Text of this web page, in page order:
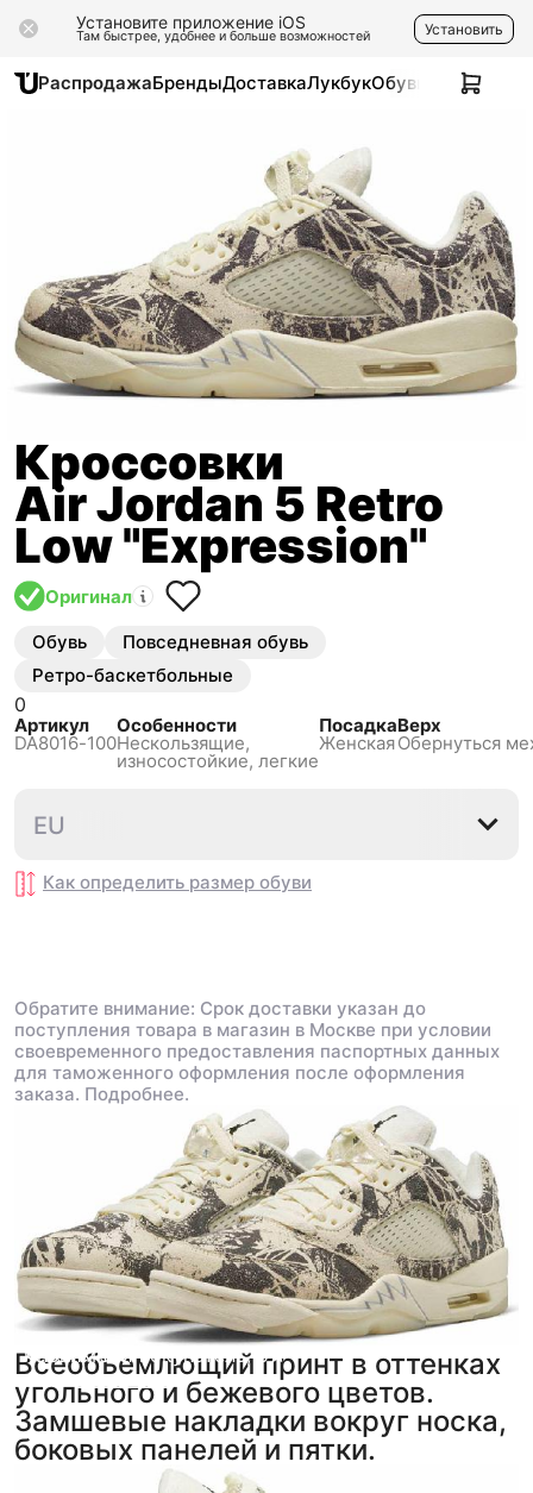
Установите приложение iOS
Там быстрее, удобнее и больше возможностей Установить
РаспродажаБрендыДоставкаЛукбукОбувь Одежда
Кроссовки
Air Jordan 5 Retro
Low "Expression"
Оригинал
Обувь
Повседневная обувь
Ретро-баскетбольные
0
Артикул
DA8016-100
Особенности
Нескользящиe,
износостойкие, легкие
Посадка
Женская
Верх
Обернуться
38
EU
Как определить размер обуви
Обратите внимание: Срок доставки указан до
поступления товара в магазин в Москве при условии
своевременного предоставления паспортных данных
для таможенного оформления после оформления
заказа. Подробнее.
Всеобъемлющий принт в оттенках
угольного и бежевого цветов.
Анонимный покупатель, 5
фотоиз отзыва
kekeke, 5
фотоиз отзыва
Замшевые накладки вокруг носка,
боковых панелей и пятки.